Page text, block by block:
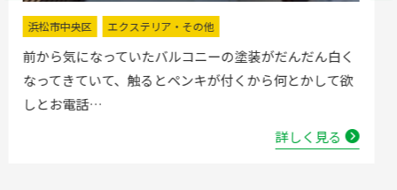
掛川市 水回りリフォーム
流し台の水栓が壊れたので直してほしいと弊社にお電話
いただきました。確認した所、水栓の吐水が落ちたよう
で取替する…
詳しく見る